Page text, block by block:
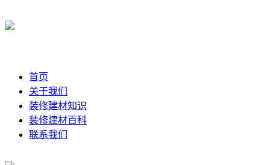
首页
关于我们
装修建材知识
装修建材百科
联系我们